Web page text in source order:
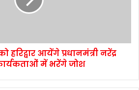
हरिद्वार आयेंगे प्रधानमंत्री नरेंद्र
में भरेंगे जोश